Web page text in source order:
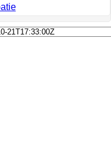
21T17:33:00Z